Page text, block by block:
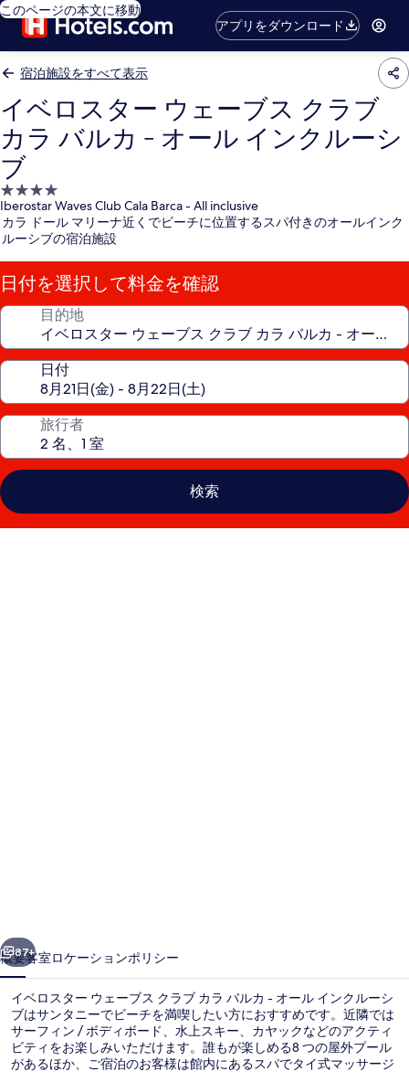
このページの本文に移動
アプリをダウンロード
宿泊施設をすべて表示
イベロスター ウェーブス クラブ
カラ バルカ - オール インクルーシ
ブ
4.0
つ
星
泊
施
設
Iberostar Waves Club Cala Barca - All inclusive
カラ ドール マリーナ近くでビーチに位置するスパ付きのオールインク
ルーシブの宿泊施設
日付を選択して料金を確認
目的地
日付
旅行者
検索
ェ
ー
ブ
ス
ク
87+
概要客室ロケーションポリシー
イベロスター ウェーブス クラブ カラ バルカ - オール インクルーシ
ブはサンタニーでビーチを満喫したい方におすすめです。近隣では
サーフィン / ボディボード、水上スキー、カヤックなどのアクティ
ビティをお楽しみいただけます。誰もが楽しめる8 つの屋外プール
があるほか、ご宿泊のお客様は館内にあるスパでタイ式マッサージ